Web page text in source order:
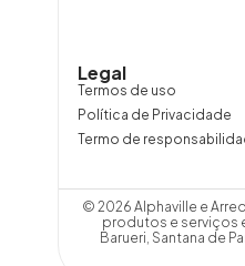
Legal
Termos de uso
Política de Privacidade
Termo de
© 2026 Alphaville e
produtos e serviços
Barueri, Santana de